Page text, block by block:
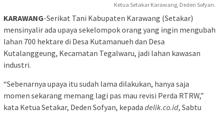
Ketua Setakar Karawang, Deden Sofyan.
KARAWANG-Serikat Tani Kabupaten Karawang (Setakar)
mensinyalir ada upaya sekelompok orang yang ingin mengubah
lahan 700 hektare di Desa Kutamanueh dan Desa
Kutalanggeung, Kecamatan Tegalwaru, jadi lahan kawasan
industri.
“Sebenarnya upaya itu sudah lama dilakukan, hanya saja
momen sekarang memang lagi pas mau revisi Perda RTRW,”
kata Ketua Setakar, Deden Sofyan, kepada delik.co.id, Sabtu